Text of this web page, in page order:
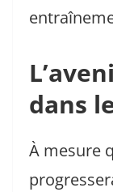
dans
À mesure